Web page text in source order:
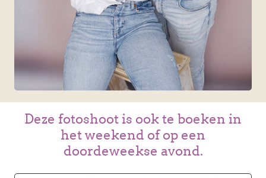
Deze fotoshoot is ook te boeken in
het weekend of op een
doordeweekse avond.